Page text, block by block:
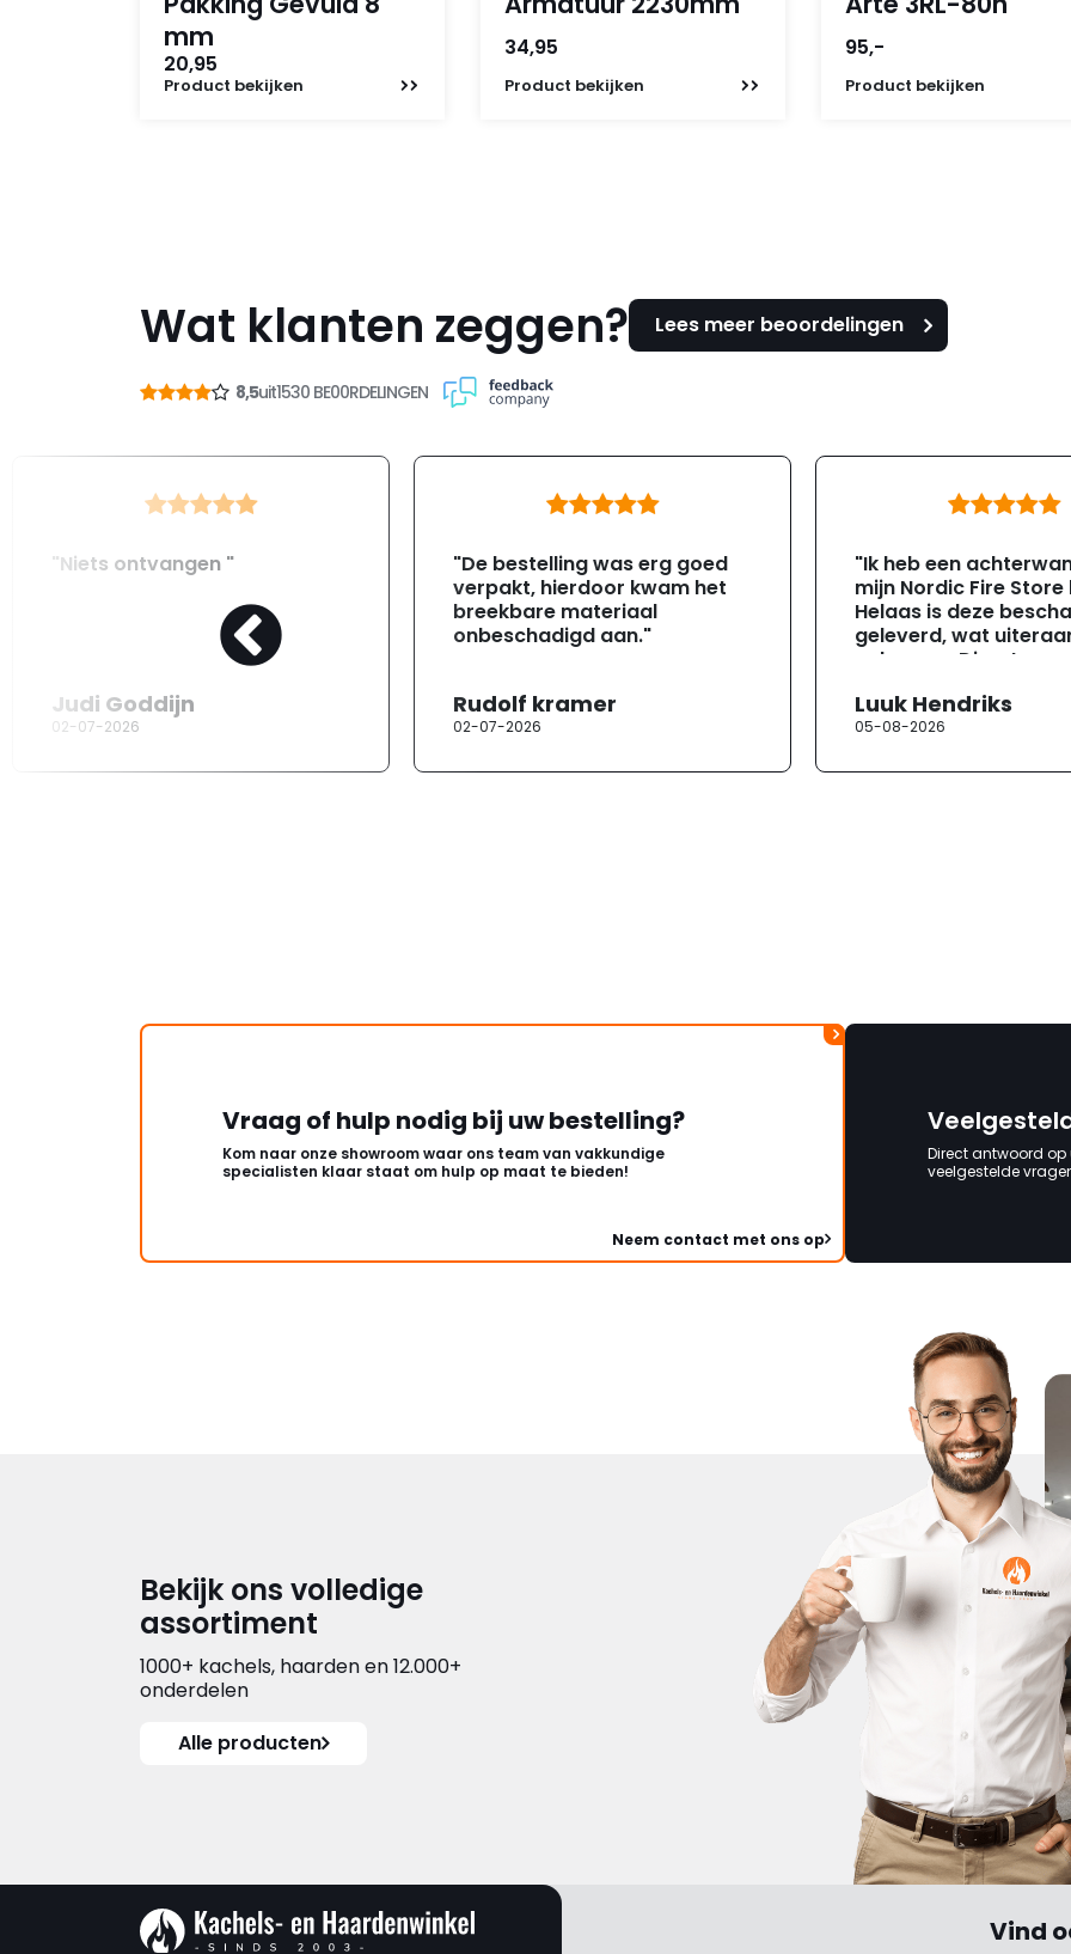
mm
20,95
Product bekijken
34,95
Product bekijken
95,-
Product bekijken
Wat klanten zeggen? Lees meer beoordelingen
8,5uit1530 BE00RDELINGEN
"Niets ontvangen "
Judi Goddijn
02-07-2026
"De bestelling was erg goed
verpakt, hierdoor kwam het
breekbare materiaal
onbeschadigd aan."
Rudolf kramer
02-07-2026
"Ik heb een
mijn Nordic Fire
Helaas is deze
geleverd, wat
gebeuren. Direct na
opgenomen met de
klantenservice. Helaas
erg moeizaam;
Luuk Hendriks
05-08-2026
Vraag of hulp nodig bij uw bestelling?
Kom naar onze showroom waar ons team van vakkundige
specialisten klaar staat om hulp op maat te bieden!
Neem contact met ons op
Direct antwoord op
veelgestelde
Bekijk ons volledige
assortiment
1000+ kachels, haarden en 12.000+
onderdelen
Alle producten
Vind